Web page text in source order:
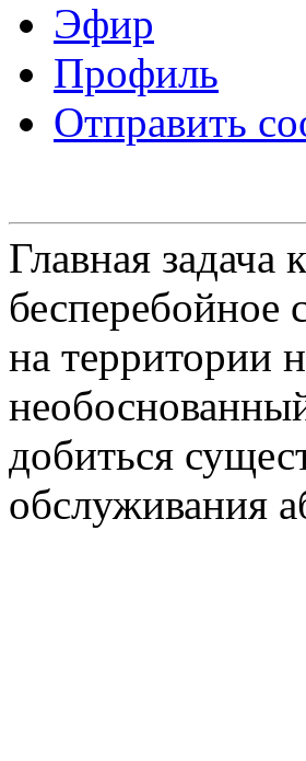
Эфир
Профиль
Отправить
Главная
бесперебойное
на территории
добиться
обслуживания